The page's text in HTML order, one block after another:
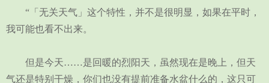
“「无关天气」这个特性，并不是很明显，如果在平时，
我可能也看不出来。
但是今天……是回暖的烈阳天，虽然现在是晚上，但天
气还是特别干燥，你们也没有提前准备水盆什么的，这只可